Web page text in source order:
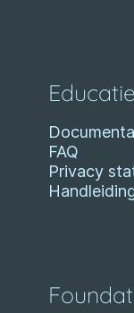
Educatie
FAQ
Privacy